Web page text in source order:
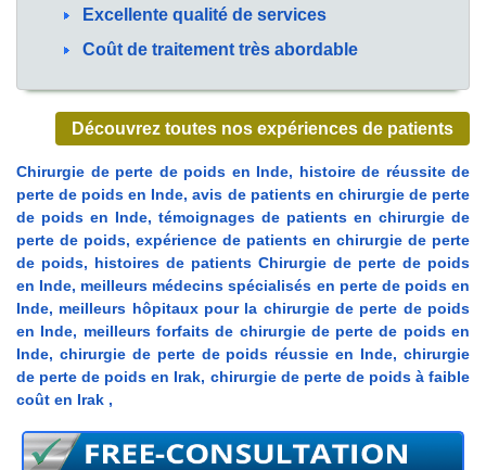
Excellente qualité de services
Coût de traitement très abordable
Découvrez toutes nos expériences de patients
Chirurgie de perte de poids en Inde, histoire de réussite de
perte de poids en Inde, avis de patients en chirurgie de perte
de poids en Inde, témoignages de patients en chirurgie de
perte de poids, expérience de patients en chirurgie de perte
de poids, histoires de patients Chirurgie de perte de poids
en Inde, meilleurs médecins spécialisés en perte de poids en
Inde, meilleurs hôpitaux pour la chirurgie de perte de poids
en Inde, meilleurs forfaits de chirurgie de perte de poids en
Inde, chirurgie de perte de poids réussie en Inde, chirurgie
de perte de poids en Irak, chirurgie de perte de poids à faible
coût en Irak ,